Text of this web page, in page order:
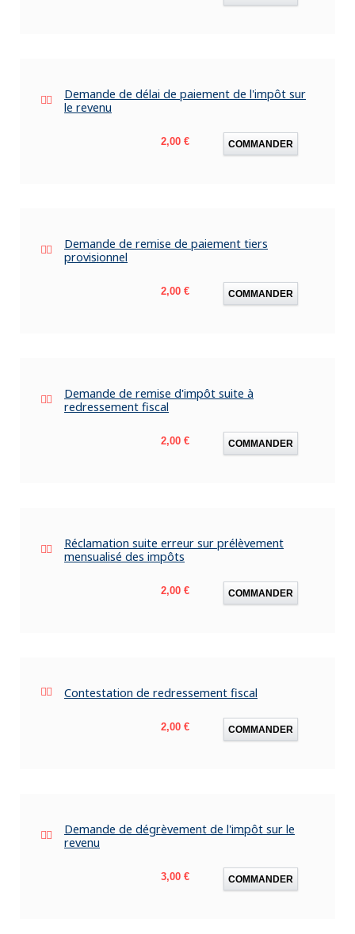
Demande de délai de paiement de l'impôt sur
le revenu
Prix
2,00 € COMMANDER
Demande de remise de paiement tiers
provisionnel
Prix
2,00 € COMMANDER
Demande de remise d'impôt suite à
redressement fiscal
Prix
2,00 € COMMANDER
Réclamation suite erreur sur prélèvement
mensualisé des impôts
Prix
2,00 € COMMANDER
Contestation de redressement fiscal
Prix
2,00 € COMMANDER
Demande de dégrèvement de l'impôt sur le
revenu
Prix
3,00 € COMMANDER